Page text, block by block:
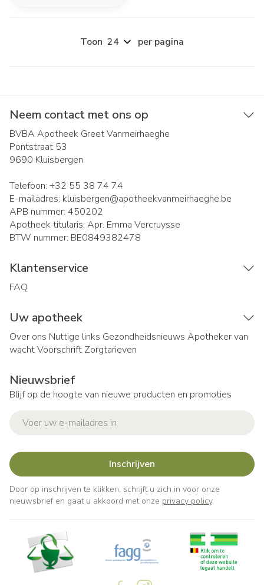
Toon per pagina
Neem contact met ons op
BVBA Apotheek Greet Vanmeirhaeghe
Pontstraat 53
9690 Kluisbergen
Telefoon: +32 55 38 74 74
E-mailadres: kluisbergen@apotheekvanmeirhaeghe.be
APB nummer: 450202
Apotheek titularis: Apr. Emma Vercruysse
BTW nummer: BE0849382478
Klantenservice
FAQ
Uw apotheek
Over ons Nuttige links Gezondheidsnieuws Apotheker van
wachtVoorschrift Zorgtarieven
Nieuwsbrief
Blijf op de hoogte van nieuwe producten en promoties
Inschrijven
Door op inschrijven te klikken, schrijft u zich in voor onze
nieuwsbrief en gaat u akkoord met onze privacy policy.